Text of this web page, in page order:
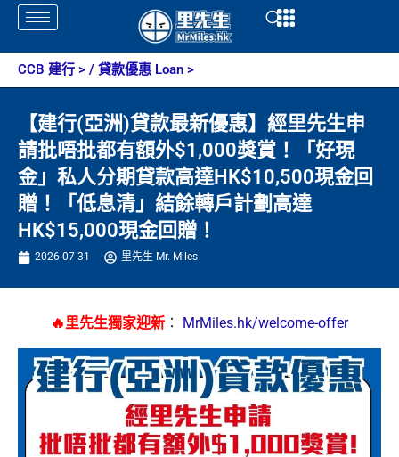
Skip
content
Open
CCB 建行 > / 貸款優惠 Loan >
【建行(亞洲)貸款最新優惠】經里先生申
請批唔批都有額外$1,000獎賞！「好現
金」私人分期貸款高達HK$10,500現金回
贈！「低息清」結餘轉戶計劃高達
HK$15,000現金回贈！
2026-07-31 里先生 Mr. Miles
🔥里先生獨家迎新 ： MrMiles.hk/welcome-offer